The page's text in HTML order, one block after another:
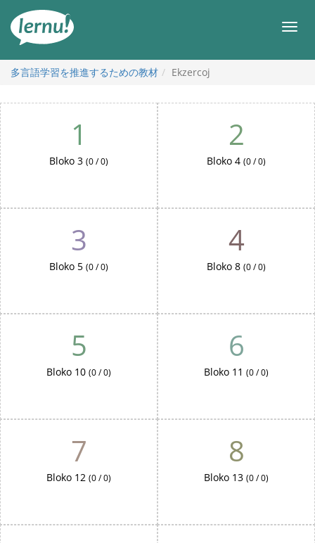
メ
多言語学習を推進するための教材 Ekzercoj
Ekzercoj
1
Bloko 3 (0 / 0)
2
Bloko 4 (0 / 0)
3
Bloko 5 (0 / 0)
4
Bloko 8 (0 / 0)
5
Bloko 10 (0 / 0)
6
Bloko 11 (0 / 0)
7
Bloko 12 (0 / 0)
8
Bloko 13 (0 / 0)